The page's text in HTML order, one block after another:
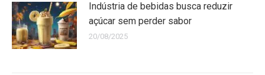
Indústria de bebidas busca reduzir
açúcar sem perder sabor
20/08/2025